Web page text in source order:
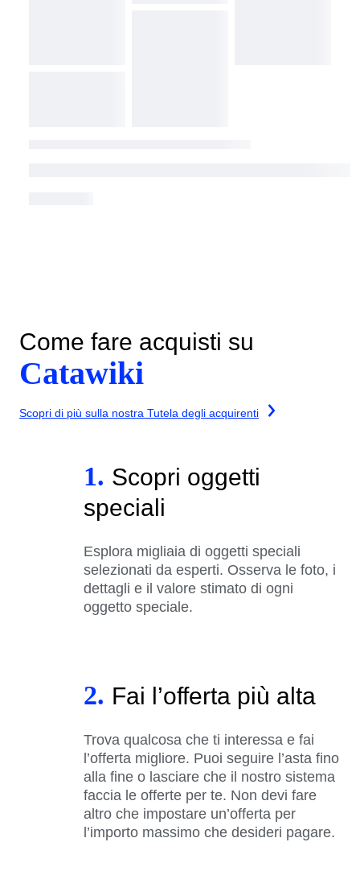
Come fare acquisti su
Catawiki
Scopri di più sulla nostra Tutela degli acquirenti
1. Scopri oggetti
speciali
Esplora migliaia di oggetti speciali
selezionati da esperti. Osserva le foto, i
dettagli e il valore stimato di ogni
oggetto speciale.
2. Fai l’offerta più alta
Trova qualcosa che ti interessa e fai
l’offerta migliore. Puoi seguire l’asta fino
alla fine o lasciare che il nostro sistema
faccia le offerte per te. Non devi fare
altro che impostare un’offerta per
l’importo massimo che desideri pagare.